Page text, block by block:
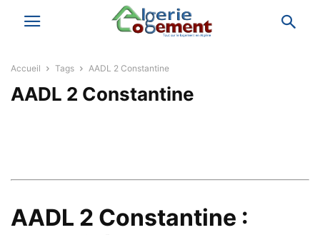
Accueil Tags AADL 2 Constantine
AADL 2 Constantine
AADL 2 Constantine :